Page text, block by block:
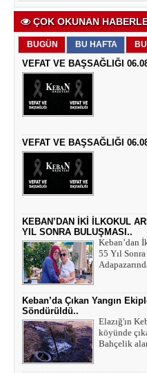
EĞİTİMCİ - ŞAİR
EDEP
ŞAİR : SELAMİ
ŞİİRLERİN HER
EĞİTİMCİ -
YILMAZ
HIZIR VE İLYAS:
VE YENİDEN
EĞİTİMCİ - ŞAİR -
ARSLAN AKÇA
SUÇ SAMUR KÜRK
AZERBAYCANLI
GUNAY RZAYEVA
Maral Rahmanzadeh
Profesyonel Kadın
YAZAR - AV. ALİ
TUTUKLAMA
ÇOK OKUNAN
BUGÜN BU HAFTA
VEFAT VE BAŞSAĞLIĞI
VEFAT VE BAŞSAĞLIĞI
KEBAN’DAN İKİ İLKOKUL
YIL SONRA BULUŞMASI..
Keban’dan
55 Yıl
Keban’da Çıkan Yangın
Söndürüldü..
Elazığ'ın
köyünde
Bahçelik